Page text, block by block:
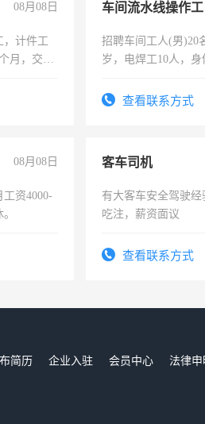
08月08日
，计件工
月，交五
车间流水线操作工
招聘车间工人(男)20
岁，电焊工10人，
宿，免费发放劳保用
查看联系方式
08月08日
资4000-
客车司机
有大客车安全驾驶
吃注，薪资面议
查看联系方式
简历 企业入驻 会员中心
法律申